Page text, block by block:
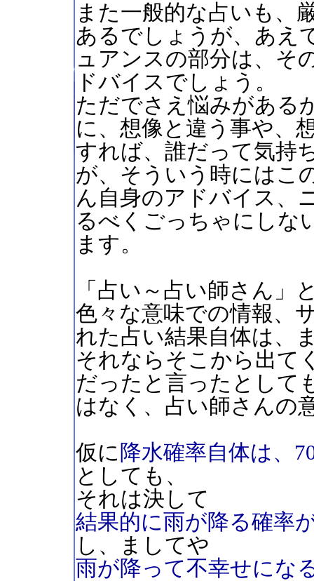
また一般的な占いも、
あるでしょうが、あえ
ュアンスの部分は、そ
ドバイスでしょう。
ただでさえ悩みがある
に、想像と違う事や、
すれば、誰だって気持
が、そういう時にはこ
ん自身のアドバイス、
るべくごっちゃにしな
ます。
「占い～占い師さん」
色々な意味での情報、
れた占い結果自体は、
それならそこから出て
だったと言ったとして
はなく、占い師さんの
仮に 降水確率自体は、
としても、
それは決して
結果的に雨が降る確率
し、ましてや
雨が降って不幸せにな